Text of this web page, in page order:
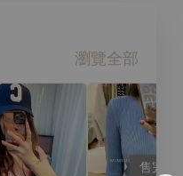
瀏覽全部
售完